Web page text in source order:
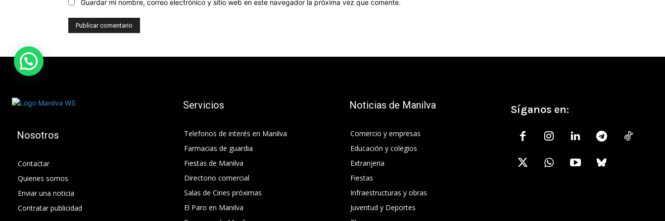
Guardar mi nombre, correo electrónico y sitio web en este navegador la próxima vez que comente.
Nosotros
Contactar
Quienes somos
Enviar una noticia
Contratar publicidad
Servicios
Telefonos de interés en Manilva
Farmacias de guardia
Fiestas de Manilva
Directorio comercial
Salas de Cines próximas
El Paro en Manilva
Noticias de Manilva
Comercio y empresas
Educación y colegios
Extranjeria
Fiestas
Infraestructuras y obras
Juventud y Deportes
Síganos en: